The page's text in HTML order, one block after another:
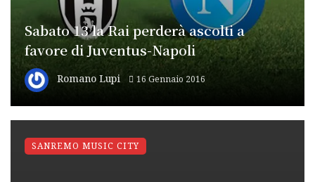
Sabato 13 la Rai perderà ascolti a
favore di Juventus-Napoli
Romano Lupi 16 Gennaio 2016
SANREMO MUSIC CITY